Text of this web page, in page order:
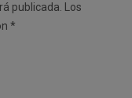
publicada.
Los
*